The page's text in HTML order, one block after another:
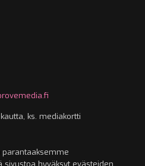
ks. mediakortti